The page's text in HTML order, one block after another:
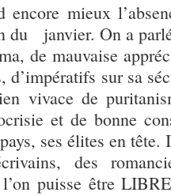
encore mieux
du janvier. On a
de mauvaise
d’impératifs sur sa
vivace de
et de bonne
ses élites en tête.
des
puisse être